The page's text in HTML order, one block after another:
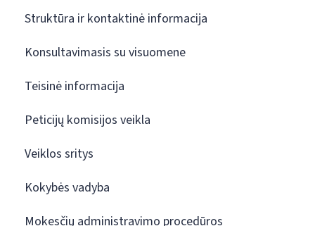
Struktūra ir kontaktinė informacija
Konsultavimasis su visuomene
Teisinė informacija
Peticijų komisijos veikla
Veiklos sritys
Kokybės vadyba
Mokesčių administravimo procedūros